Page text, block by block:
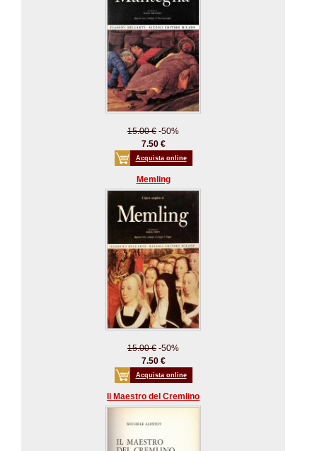
15.00 € -50%
7.50 €
Acquista online
Memling
15.00 € -50%
7.50 €
Acquista online
Il Maestro del Cremlino